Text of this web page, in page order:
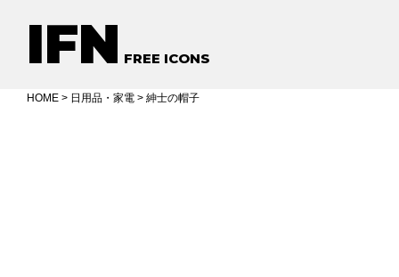
IFN FREE ICONS
HOME > 日用品・家電 > 紳士の帽子